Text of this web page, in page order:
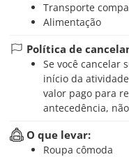
Transporte
Alimentação
Política de
Se você cancelar sua reserva até 24 horas antes do
início da
valor pago para
antecedência,
O que levar:
Roupa cômoda